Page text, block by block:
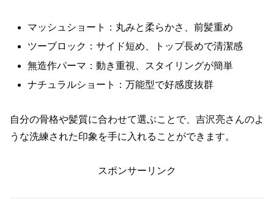
マッシュショート：丸みと柔らかさ、前髪重め
ツーブロック：サイド短め、トップ長めで清潔感
無造作パーマ：動き重視、スタイリングが簡単
ナチュラルショート：万能型で好感度抜群
自分の骨格や髪質に合わせて選ぶことで、吉沢亮さんのよ
うな洗練された印象を手に入れることができます。
スポンサーリンク